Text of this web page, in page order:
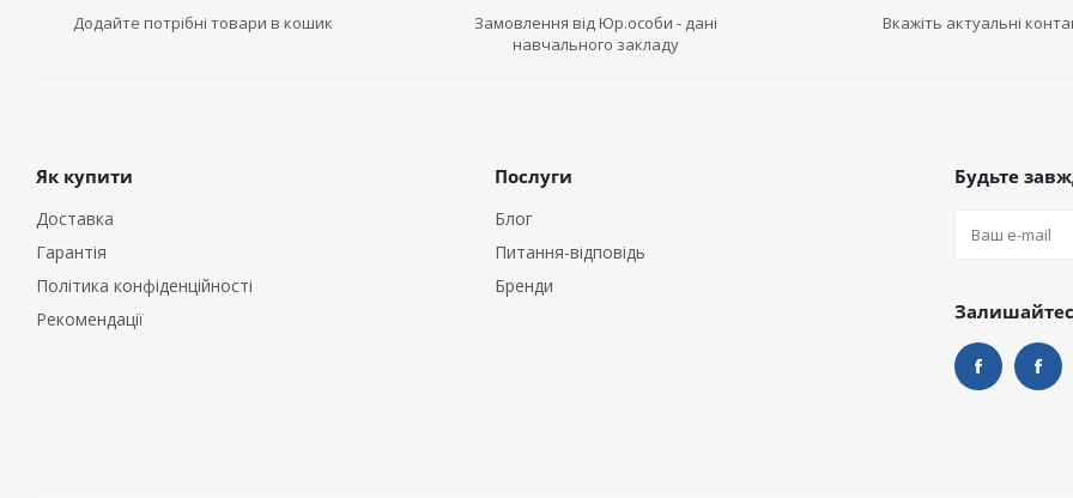
Додайте потрібні товари в кошик
Замовлення від Юр.особи - дані
навчального закладу
Вкажіть актуальні
Як купити
Доставка
Гарантія
Політика конфіденційності
Рекомендації
Послуги
Блог
Питання-відповідь
Бренди
Будьте